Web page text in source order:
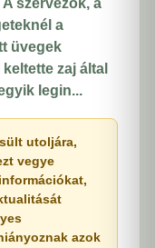
szervezők, a
a
üvegek
zaj által
legin...
utoljára,
vegye
azok